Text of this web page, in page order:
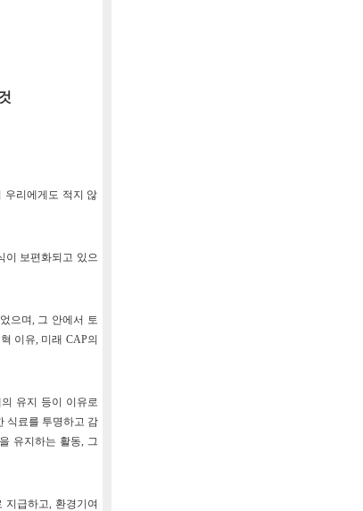
우리에게도 적지 않
이 보편화되고 있으
으며, 그 안에서 토
이유, 미래 CAP의
유지 등이 이유로
식료를 투명하고 감
유지하는 활동, 그
지급하고, 환경기여